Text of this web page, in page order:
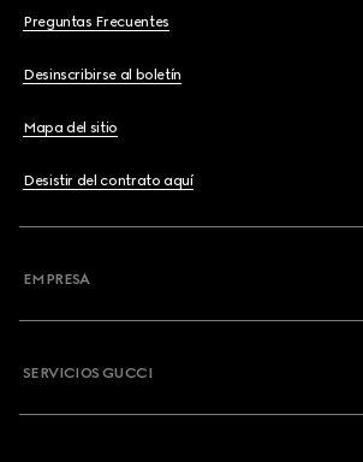
Preguntas Frecuentes
Desinscribirse al boletín
Mapa del sitio
Desistir del contrato aquí
EMPRESA
SERVICIOS GUCCI